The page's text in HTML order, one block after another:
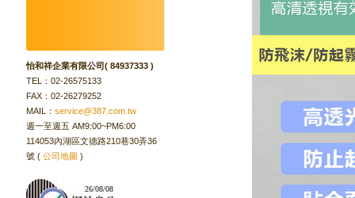
怡和祥企業有限公司( 84937333 )
TEL：02-26575133
FAX：02-26279252
MAIL： service@387.com.tw
週一至週五 AM9:00~PM6:00
114053內湖區文德路210巷30弄36
號 ( 公司地圖 )
26/08/08